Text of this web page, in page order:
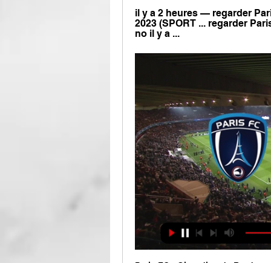
il y a 2 heures — regarder
2023 (SPORT ... regarder
no il y a ...